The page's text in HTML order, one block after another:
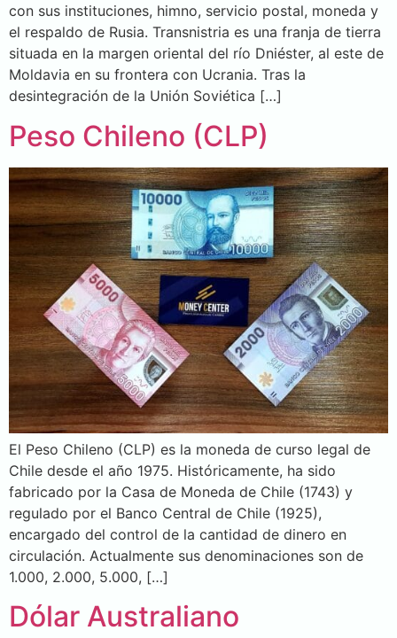
con sus instituciones, himno, servicio postal, moneda y
el respaldo de Rusia. Transnistria es una franja de tierra
situada en la margen oriental del río Dniéster, al este de
Moldavia en su frontera con Ucrania. Tras la
desintegración de la Unión Soviética […]
Peso Chileno (CLP)
El Peso Chileno (CLP) es la moneda de curso legal de
Chile desde el año 1975. Históricamente, ha sido
fabricado por la Casa de Moneda de Chile (1743) y
regulado por el Banco Central de Chile (1925),
encargado del control de la cantidad de dinero en
circulación. Actualmente sus denominaciones son de
1.000, 2.000, 5.000, […]
Dólar Australiano